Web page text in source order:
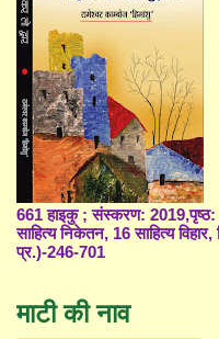
661 हाइकु ; संस्करण:
साहित्य निकेतन, 16 साहित्य
प्र.)-246-701
माटी की नाव